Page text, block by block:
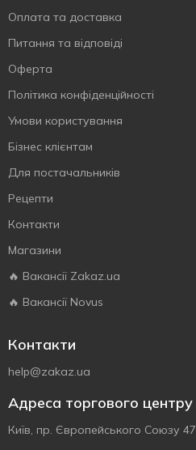
Оплата та доставка
Питання та відповіді
Оферта
Політика конфіденційності
Умови користування
Бізнес клієнтам
Для постачальників
Рецепти
Контакти
Магазини
🔥 Вакансії Zakaz.ua
🔥 Вакансії Novus
Контакти
help@zakaz.ua
Адреса торгового центру
Київ, пр. Європейського Союзу 47